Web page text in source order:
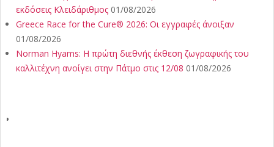
εκδόσεις Κλειδάριθμος 01/08/2026
Greece Race for the Cure® 2026: Οι εγγραφές άνοιξαν
01/08/2026
Norman Hyams: Η πρώτη διεθνής έκθεση ζωγραφικής του
καλλιτέχνη ανοίγει στην Πάτμο στις 12/08 01/08/2026